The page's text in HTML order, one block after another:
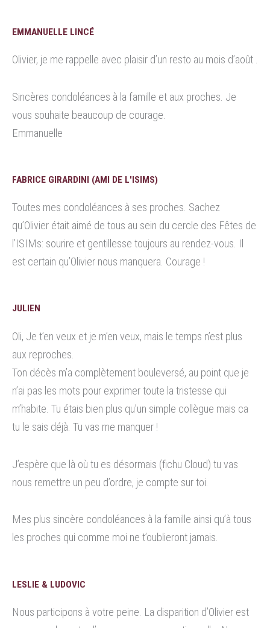
EMMANUELLE LINCÉ
Olivier, je me rappelle avec plaisir d’un resto au mois d’août .
Sincères condoléances à la famille et aux proches. Je
vous souhaite beaucoup de courage.
Emmanuelle
FABRICE GIRARDINI (AMI DE L'ISIMS)
Toutes mes condoléances à ses proches. Sachez
qu’Olivier était aimé de tous au sein du cercle des Fêtes de
l’ISIMs: sourire et gentillesse toujours au rendez-vous. Il
est certain qu’Olivier nous manquera. Courage !
JULIEN
Oli, Je t’en veux et je m’en veux, mais le temps n’est plus
aux reproches.
Ton décès m’a complètement bouleversé, au point que je
n’ai pas les mots pour exprimer toute la tristesse qui
m’habite. Tu étais bien plus qu’un simple collègue mais ca
tu le sais déjà. Tu vas me manquer !
J’espère que là où tu es désormais (fichu Cloud) tu vas
nous remettre un peu d’ordre, je compte sur toi.
Mes plus sincère condoléances à la famille ainsi qu’à tous
les proches qui comme moi ne t’oublieront jamais.
LESLIE & LUDOVIC
Nous participons à votre peine. La disparition d’Olivier est